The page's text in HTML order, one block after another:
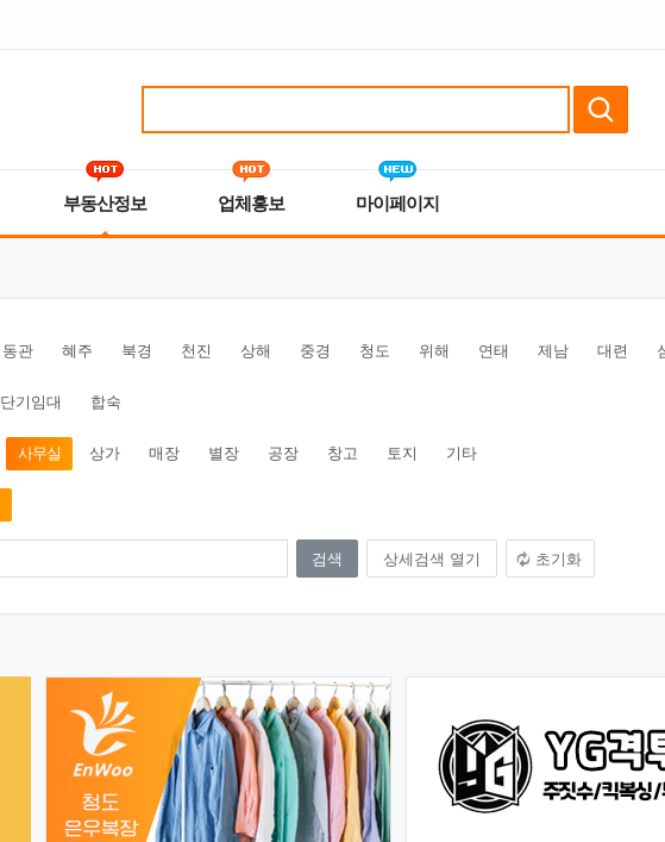
부동산정보 업체홍보 마이페이지
동관 혜주 북경 천진 상해 중경 청도 위해 연태 제남 대련
단기임대 합숙
사무실 상가 매장 별장 공장 창고 토지 기타
상세검색 열기 초기화